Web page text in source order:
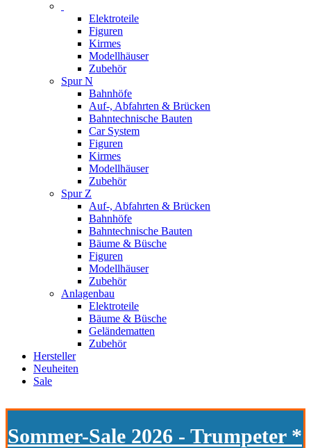
Elektroteile
Figuren
Kirmes
Modellhäuser
Zubehör
Spur N
Bahnhöfe
Auf-, Abfahrten & Brücken
Bahntechnische Bauten
Car System
Figuren
Kirmes
Modellhäuser
Zubehör
Spur Z
Auf-, Abfahrten & Brücken
Bahnhöfe
Bahntechnische Bauten
Bäume & Büsche
Figuren
Modellhäuser
Zubehör
Anlagenbau
Elektroteile
Bäume & Büsche
Geländematten
Zubehör
Hersteller
Neuheiten
Sale
Sommer-Sale 2026 - Trumpeter *